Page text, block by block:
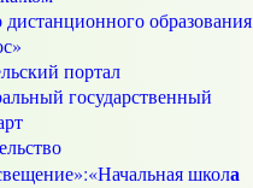
образования
портал
государственный
школа